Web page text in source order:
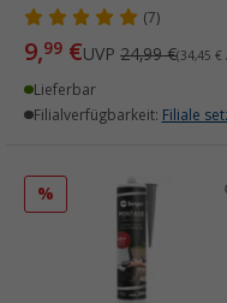
(7)
9,99 €UVP 24,99 €(34,45 €
Lieferbar
Filialverfügbarkeit: Filiale
%